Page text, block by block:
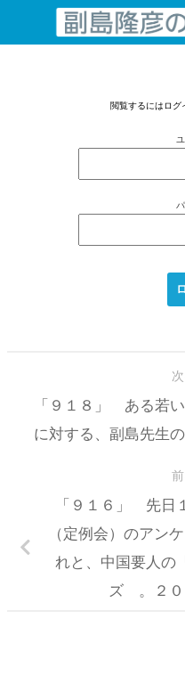
コンテンツへスキップ
閲覧するにはログ
「９１８」 ある若
に対する、副島先生
「９１６」 先日
（定例会）のアン
れと、中国要人の
ズ 。２０